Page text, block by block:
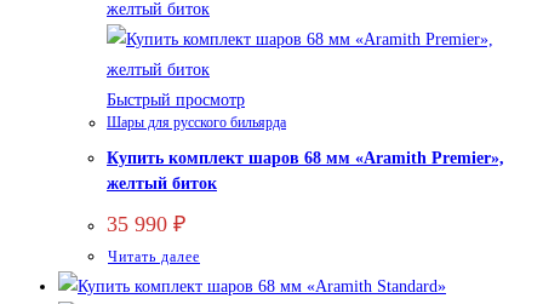
Быстрый просмотр
Шары для русского бильярда
Купить комплект шаров 68 мм «Aramith Premier»,
желтый биток
35 990 ₽
Читать далее